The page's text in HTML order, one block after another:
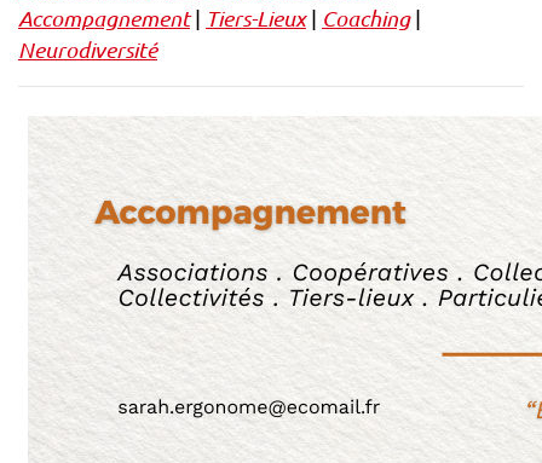
Accompagnement| Tiers-Lieux| Coaching|
Neurodiversité